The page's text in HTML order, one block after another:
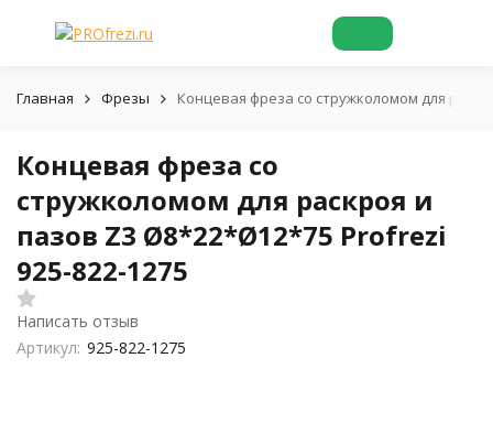
Главная Фрезы Концевая фреза со стружколомом для
Концевая фреза со
стружколомом для раскроя и
пазов Z3 Ø8*22*Ø12*75 Profrezi
925-822-1275
Написать отзыв
Артикул: 925-822-1275